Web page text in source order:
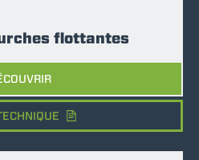
flottantes